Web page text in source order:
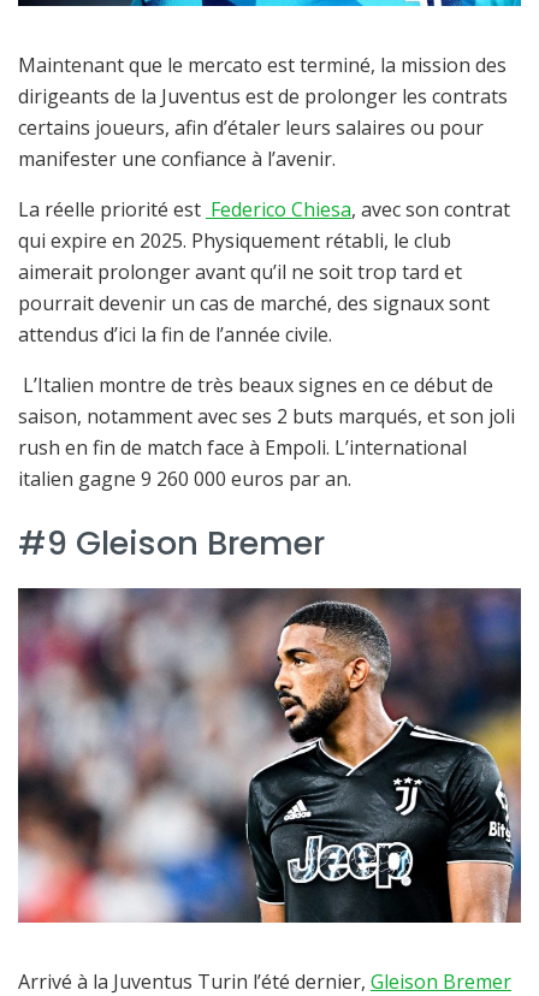
Maintenant que le mercato est terminé, la mission des
dirigeants de la Juventus est de prolonger les contrats
certains joueurs, afin d’étaler leurs salaires ou pour
manifester une confiance à l’avenir.
La réelle priorité est Federico Chiesa, avec son contrat
qui expire en 2025. Physiquement rétabli, le club
aimerait prolonger avant qu’il ne soit trop tard et
pourrait devenir un cas de marché, des signaux sont
attendus d’ici la fin de l’année civile.
L’Italien montre de très beaux signes en ce début de
saison, notamment avec ses 2 buts marqués, et son joli
rush en fin de match face à Empoli. L’international
italien gagne 9 260 000 euros par an.
#9 Gleison Bremer
Arrivé à la Juventus Turin l’été dernier, Gleison Bremer